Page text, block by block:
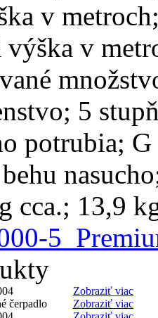
v
v
5
potrubia;
cca.; 13,9
Zobraziť viac
čerpadlo
Zobraziť viac